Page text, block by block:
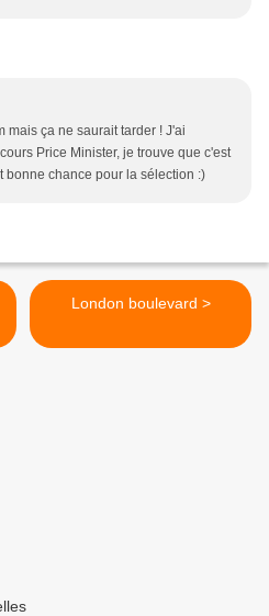
mais ça ne saurait tarder ! J'ai
Price Minister, je trouve que c'est
bonne chance pour la sélection :)
London boulevard >